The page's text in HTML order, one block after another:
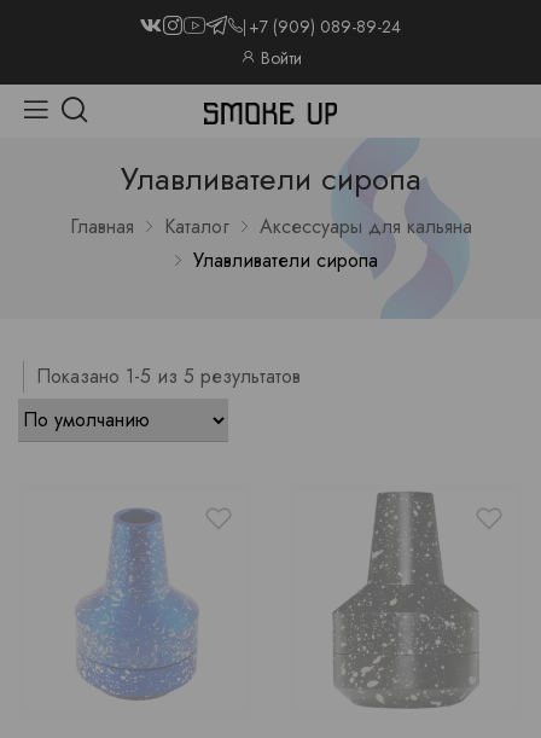
+7 (909) 089-89-24
Войти
Улавливатели сиропа
Главная Каталог
Аксессуары для кальяна
Улавливатели сиропа
Показано 1-5 из 5 результатов